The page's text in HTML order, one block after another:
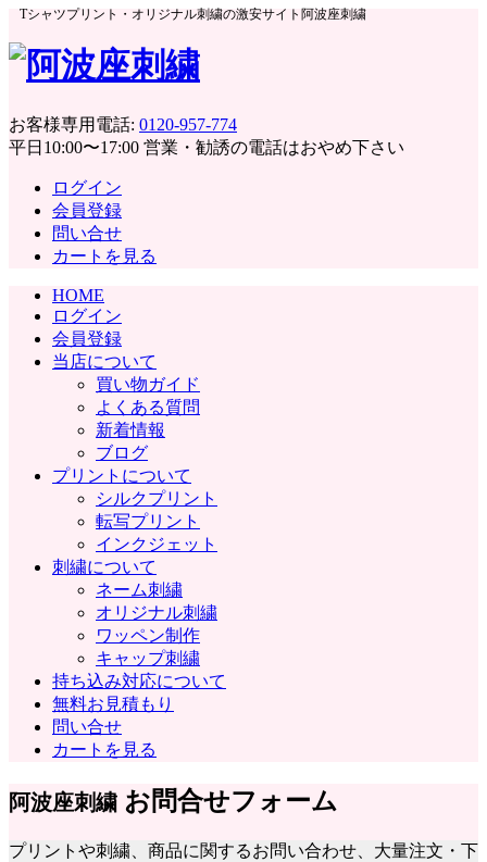
Tシャツプリント・オリジナル刺繍の激安サイト阿波座刺繍
お客様専用電話: 0120-957-774
平日10:00〜17:00 営業・勧誘の電話はおやめ下さい
ログイン
会員登録
問い合せ
カートを見る
HOME
ログイン
会員登録
当店について
買い物ガイド
よくある質問
新着情報
ブログ
プリントについて
シルクプリント
転写プリント
インクジェット
刺繍について
ネーム刺繍
オリジナル刺繍
ワッペン制作
キャップ刺繍
持ち込み対応について
無料お見積もり
問い合せ
カートを見る
阿波座刺繍 お問合せフォーム
プリントや刺繍、商品に関するお問い合わせ、大量注文・下